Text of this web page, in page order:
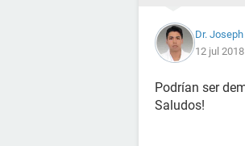
Dr.
12 jul
Podrían ser
Saludos!